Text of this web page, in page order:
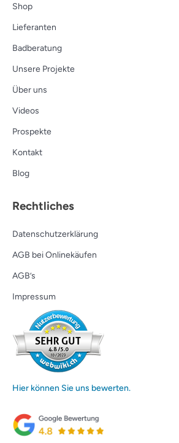
Shop
Lieferanten
Badberatung
Unsere Projekte
Über uns
Videos
Prospekte
Kontakt
Blog
Rechtliches
Datenschutzerklärung
AGB bei Onlinekäufen
AGB’s
Impressum
Hier können Sie uns bewerten.